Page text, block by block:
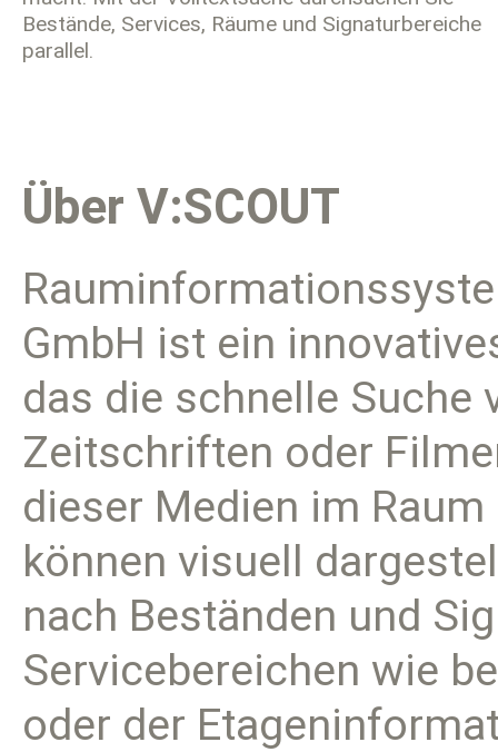
Bestände, Services, Räume und Signaturbereiche
parallel.
Über V:SCOUT
GmbH ist ein
das die schnelle Suche
Zeitschriften oder
dieser Medien im
können visuell
nach Beständen und
Servicebereichen wie
oder der